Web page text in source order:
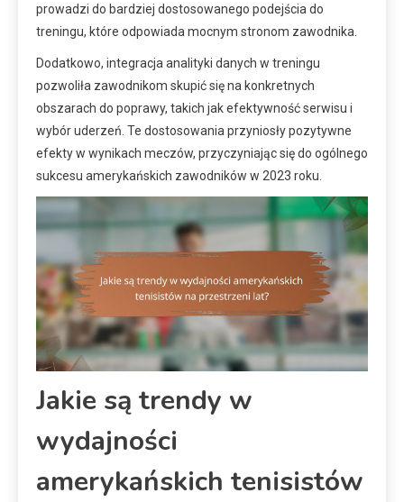
prowadzi do bardziej dostosowanego podejścia do
treningu, które odpowiada mocnym stronom zawodnika.
Dodatkowo, integracja analityki danych w treningu
pozwoliła zawodnikom skupić się na konkretnych
obszarach do poprawy, takich jak efektywność serwisu i
wybór uderzeń. Te dostosowania przyniosły pozytywne
efekty w wynikach meczów, przyczyniając się do ogólnego
sukcesu amerykańskich zawodników w 2023 roku.
Jakie są trendy w
wydajności
amerykańskich tenisistów